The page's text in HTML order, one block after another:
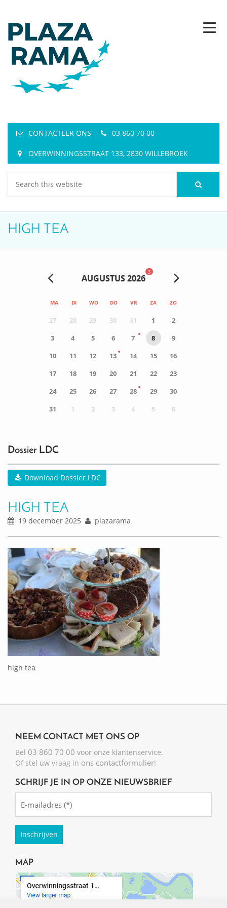
CONTACTEER ONS 03 860 70 00
OVERWINNINGSSTRAAT 133, 2830 WILLEBROEK
HIGH TEA
AUGUSTUS 2026
3
MA DI WO DO VR ZA ZO
27 28 29 30 31 1
2
3
4 5 6 7 8
9
10
11 12 13 14 15
16
17
18 19 20 21 22
23
24
25 26 27 28 29
30
31
1 2 3 4 5 6
Dossier LDC
Download Dossier LDC
HIGH TEA
19 december 2025 plazarama
high tea
NEEM CONTACT MET ONS OP
Bel 03 860 70 00 voor onze klantenservice.
Of stel uw vraag in ons contactformulier!
SCHRIJF JE IN OP ONZE NIEUWSBRIEF
(Required)
MAP